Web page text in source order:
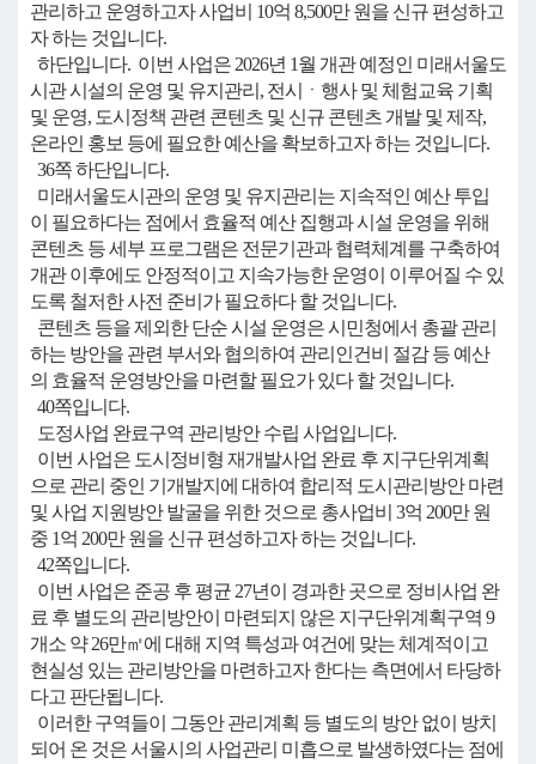
관리하고 운영하고자 사업비 10억 8,500만 원을 신규 편성하고
자 하는 것입니다.
하단입니다. 이번 사업은 2026년 1월 개관 예정인 미래서울도
시관 시설의 운영 및 유지관리, 전시ㆍ행사 및 체험교육 기획
및 운영, 도시정책 관련 콘텐츠 및 신규 콘텐츠 개발 및 제작,
온라인 홍보 등에 필요한 예산을 확보하고자 하는 것입니다.
36쪽 하단입니다.
미래서울도시관의 운영 및 유지관리는 지속적인 예산 투입
이 필요하다는 점에서 효율적 예산 집행과 시설 운영을 위해
콘텐츠 등 세부 프로그램은 전문기관과 협력체계를 구축하여
개관 이후에도 안정적이고 지속가능한 운영이 이루어질 수 있
도록 철저한 사전 준비가 필요하다 할 것입니다.
콘텐츠 등을 제외한 단순 시설 운영은 시민청에서 총괄 관리
하는 방안을 관련 부서와 협의하여 관리인건비 절감 등 예산
의 효율적 운영방안을 마련할 필요가 있다 할 것입니다.
40쪽입니다.
도정사업 완료구역 관리방안 수립 사업입니다.
이번 사업은 도시정비형 재개발사업 완료 후 지구단위계획
으로 관리 중인 기개발지에 대하여 합리적 도시관리방안 마련
및 사업 지원방안 발굴을 위한 것으로 총사업비 3억 200만 원
중 1억 200만 원을 신규 편성하고자 하는 것입니다.
42쪽입니다.
이번 사업은 준공 후 평균 27년이 경과한 곳으로 정비사업 완
료 후 별도의 관리방안이 마련되지 않은 지구단위계획구역 9
개소 약 26만㎡에 대해 지역 특성과 여건에 맞는 체계적이고
현실성 있는 관리방안을 마련하고자 한다는 측면에서 타당하
다고 판단됩니다.
이러한 구역들이 그동안 관리계획 등 별도의 방안 없이 방치
되어 온 것은 서울시의 사업관리 미흡으로 발생하였다는 점에